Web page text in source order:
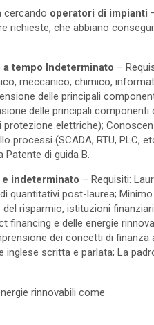
cercando operatori di impianti
richieste, che abbiano
tempo Indeterminato –
meccanico, chimico,
delle principali
delle principali componenti
elettriche);
processi (SCADA, RTU, PLC,
di guida B.
indeterminato – Requisiti:
quantitativi post-laurea; Minimo
risparmio, istituzioni
financing e delle energie
dei concetti di finanza
scritta e parlata; La
rinnovabili come